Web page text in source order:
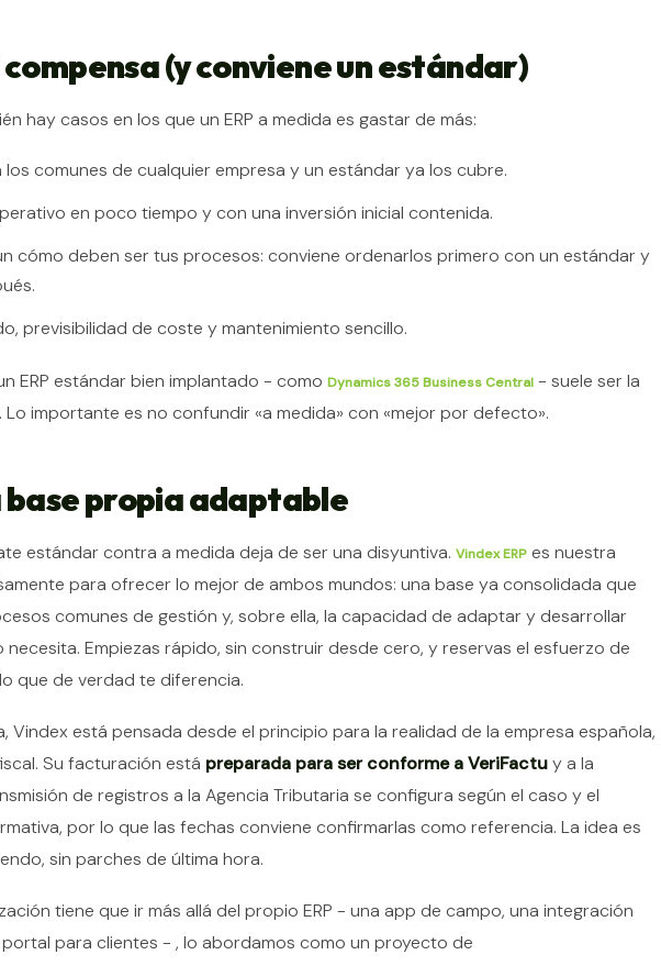
(y conviene un estándar)
hay casos en los que un ERP a medida es gastar de más:
comunes de cualquier empresa y un estándar ya los cubre.
en poco tiempo y con una inversión inicial contenida.
cómo deben ser tus procesos: conviene ordenarlos primero con un estándar y
previsibilidad de coste y mantenimiento sencillo.
ERP estándar bien implantado - como Dynamics 365 Business Central - suele ser la
Lo importante es no confundir «a medida» con «mejor por defecto».
base propia adaptable
estándar contra a medida deja de ser una disyuntiva. Vindex ERP es nuestra
para ofrecer lo mejor de ambos mundos: una base ya consolidada que
comunes de gestión y, sobre ella, la capacidad de adaptar y desarrollar
Empiezas rápido, sin construir desde cero, y reservas el esfuerzo de
que de verdad te diferencia.
Vindex está pensada desde el principio para la realidad de la empresa española,
Su facturación está preparada para ser conforme a VeriFactuy a la
de registros a la Agencia Tributaria se configura según el caso y el
por lo que las fechas conviene confirmarlas como referencia. La idea es
sin parches de última hora.
tiene que ir más allá del propio ERP - una app de campo, una integración
para clientes - , lo abordamos como un proyecto de